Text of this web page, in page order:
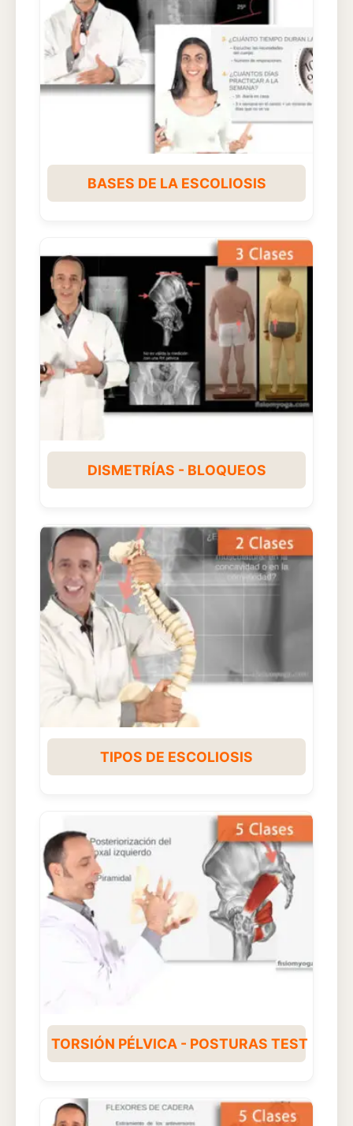
BASES DE LA ESCOLIOSIS
DISMETRÍAS - BLOQUEOS
TIPOS DE ESCOLIOSIS
TORSIÓN PÉLVICA - POSTURAS TEST